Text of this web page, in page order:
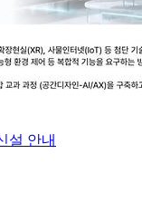
설 안내